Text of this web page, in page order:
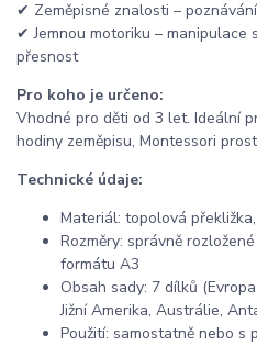
✔ Zeměpisné znalosti –
✔ Jemnou motoriku – manipulace
přesnost
Pro koho je určeno:
Vhodné pro děti od 3 let. Ideální
hodiny zeměpisu, Montessori
Technické údaje:
Materiál: topolová
Rozměry: správně
formátu A3
Obsah sady: 7 dílků
Jižní Amerika, Austrálie,
Použití: samostatně nebo s